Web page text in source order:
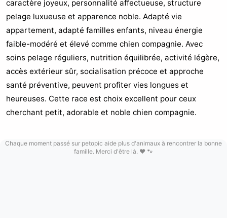
caractère joyeux, personnalité affectueuse, structure
pelage luxueuse et apparence noble. Adapté vie
appartement, adapté familles enfants, niveau énergie
faible-modéré et élevé comme chien compagnie. Avec
soins pelage réguliers, nutrition équilibrée, activité légère,
accès extérieur sûr, socialisation précoce et approche
santé préventive, peuvent profiter vies longues et
heureuses. Cette race est choix excellent pour ceux
cherchant petit, adorable et noble chien compagnie.
Chaque moment passé sur petopic aide plus d'animaux à rencontrer la bonne
famille. Merci d'être là. ❤️ 🐾